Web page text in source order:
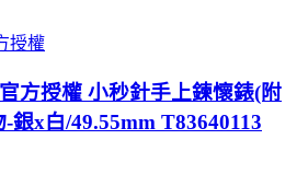
授權
方授權 小秒針手上鍊懷錶(附
銀x白/49.55mm T83640113